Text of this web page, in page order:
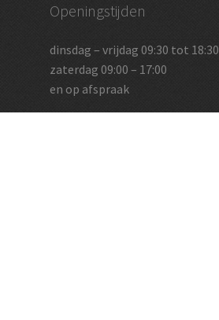
Openingstijden
dinsdag – vrijdag 09:30 tot 18:30
zaterdag 09:00 – 17:00
en op afspraak